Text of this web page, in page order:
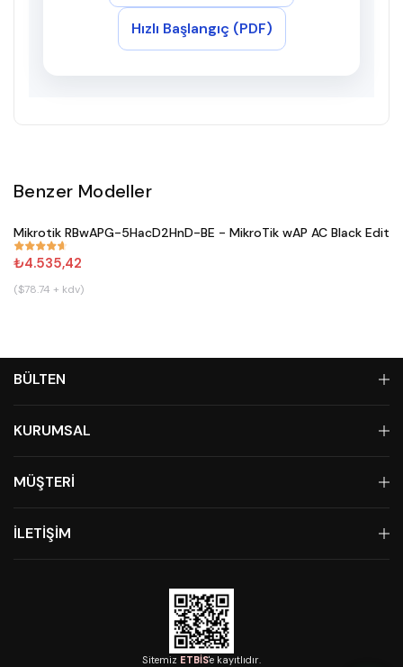
Hızlı Başlangıç (PDF)
Benzer Modeller
#671
Mikrotik RBwAPG-5HacD2HnD-BE - MikroTik wAP AC Black
₺4.535,42
($78.74 + kdv)
BÜLTEN
KURUMSAL
MÜŞTERİ
İLETİŞİM
Sitemiz ETBİS'e kayıtlıdır.